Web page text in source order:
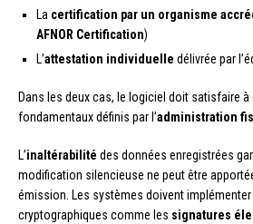
La certification par un organisme
AFNOR Certification)
L’attestation individuelle délivrée par
Dans les deux cas, le logiciel doit satisfaire à
fondamentaux définis par l’administration
L’inaltérabilité des données enregistrées
modification silencieuse ne peut être
émission. Les systèmes doivent
cryptographiques comme les signatures